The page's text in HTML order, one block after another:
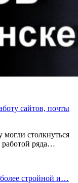
сайтов, почты
могли столкнуться
работой ряда…
стройной и…